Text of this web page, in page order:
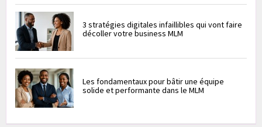
3 stratégies digitales infaillibles qui vont faire
décoller votre business MLM
Les fondamentaux pour bâtir une équipe
solide et performante dans le MLM